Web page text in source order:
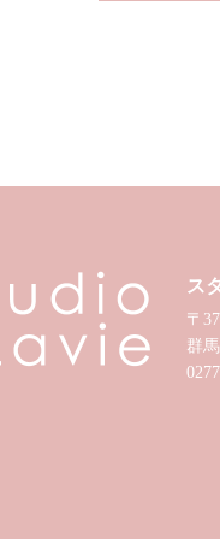
ス
〒
群